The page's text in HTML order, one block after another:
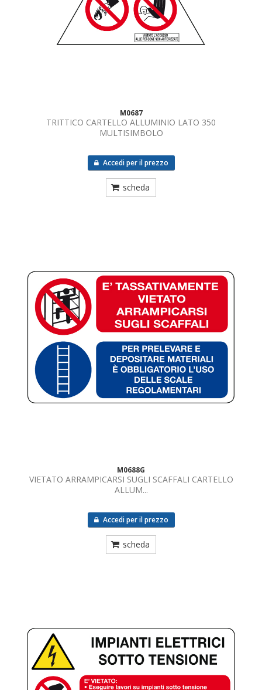
M0687
TRITTICO CARTELLO ALLUMINIO LATO 350
MULTISIMBOLO
Accedi per il prezzo
scheda
M0688G
VIETATO ARRAMPICARSI SUGLI SCAFFALI CARTELLO
ALLUM...
Accedi per il prezzo
scheda